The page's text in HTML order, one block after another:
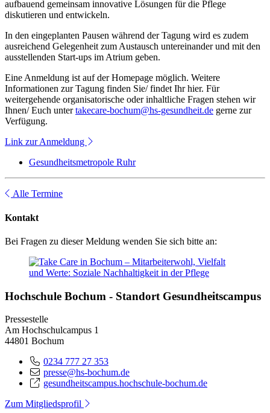
aufbauend gemeinsam innovative Lösungen für die Pflege
diskutieren und entwickeln.
In den eingeplanten Pausen während der Tagung wird es zudem
ausreichend Gelegenheit zum Austausch untereinander und mit den
ausstellenden Start-ups im Atrium geben.
Eine Anmeldung ist auf der Homepage möglich. Weitere
Informationen zur Tagung finden Sie/ findet Ihr hier. Für
weitergehende organisatorische oder inhaltliche Fragen stehen wir
Ihnen/ Euch untertakecare-bochum@hs-gesundheit.de gerne zur
Verfügung.
Link zur Anmeldung
Gesundheitsmetropole Ruhr
Alle Termine
Kontakt
Bei Fragen zu dieser Meldung wenden Sie sich bitte an:
Hochschule Bochum - Standort Gesundheitscampus
Pressestelle
Am Hochschulcampus 1
44801 Bochum
0234 777 27 353
presse@hs-bochum.de
gesundheitscampus.hochschule-bochum.de
Zum Mitgliedsprofil